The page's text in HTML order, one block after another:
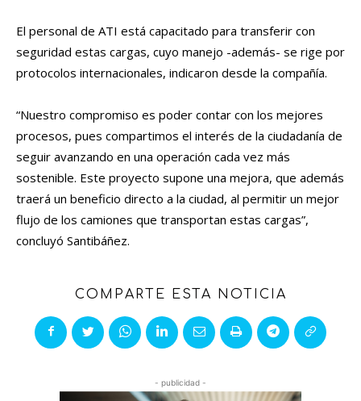
El personal de ATI está capacitado para transferir con
seguridad estas cargas, cuyo manejo -además- se rige por
protocolos internacionales, indicaron desde la compañía.
“Nuestro compromiso es poder contar con los mejores
procesos, pues compartimos el interés de la ciudadanía de
seguir avanzando en una operación cada vez más
sostenible. Este proyecto supone una mejora, que además
traerá un beneficio directo a la ciudad, al permitir un mejor
flujo de los camiones que transportan estas cargas”,
concluyó Santibáñez.
COMPARTE ESTA NOTICIA
- publicidad -